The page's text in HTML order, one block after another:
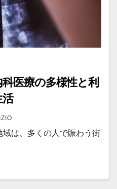
医療の多様性と利
は、多くの人で賑わう街